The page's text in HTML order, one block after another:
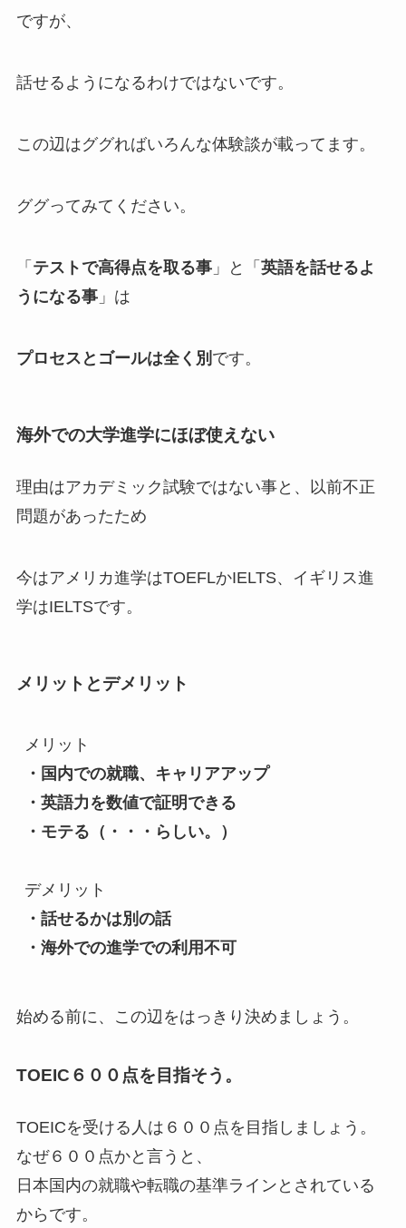
ですが、
話せるようになるわけではないです。
この辺はググればいろんな体験談が載ってます。
ググってみてください。
「 テストで高得点を取る事」と「 英語を話せるよ
うになる事」は
プロセスとゴールは全く別 です。
海外での大学進学にほぼ使えない
理由はアカデミック試験ではない事と、以前不正
問題があったため
今はアメリカ進学はTOEFLかIELTS、イギリス進
学はIELTSです。
メリットとデメリット
メリット
・国内での就職、キャリアアップ
・英語力を数値で証明できる
・モテる（・・・らしい。）
デメリット
・話せるかは別の話
・海外での進学での利用不可
始める前に、この辺をはっきり決めましょう。
TOEIC６００点を目指そう。
TOEICを受ける人は６００点を目指しましょう。
なぜ６００点かと言うと、
日本国内の就職や転職の基準ラインとされている
からです。